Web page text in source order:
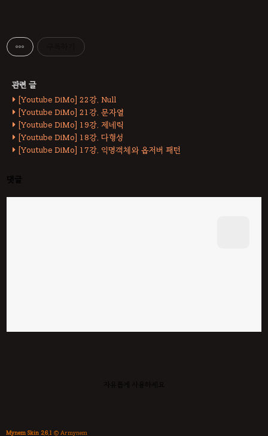
[Youtube DiMo] 22강. Null
[Youtube DiMo] 21강. 문자열
[Youtube DiMo] 19강. 제네릭
[Youtube DiMo] 18강. 다형성
[Youtube DiMo] 17강. 익명객체와 옵저버 패턴
댓글
자유롭게 사용하세요
Mynem Skin 2.6.1 © Armynem